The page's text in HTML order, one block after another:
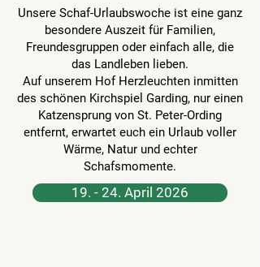
Unsere Schaf-Urlaubswoche ist eine ganz
besondere Auszeit für Familien,
Freundesgruppen oder einfach alle, die
das Landleben lieben.
Auf unserem Hof Herzleuchten inmitten
des schönen Kirchspiel Garding, nur einen
Katzensprung von St. Peter-Ording
entfernt, erwartet euch ein Urlaub voller
Wärme, Natur und echter
Schafsmomente.
19. - 24. April 2026